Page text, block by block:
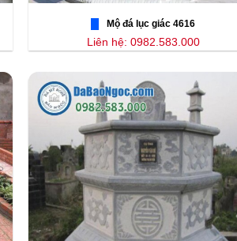
Mộ đá lục giác 4616
Liên hệ: 0982.583.000